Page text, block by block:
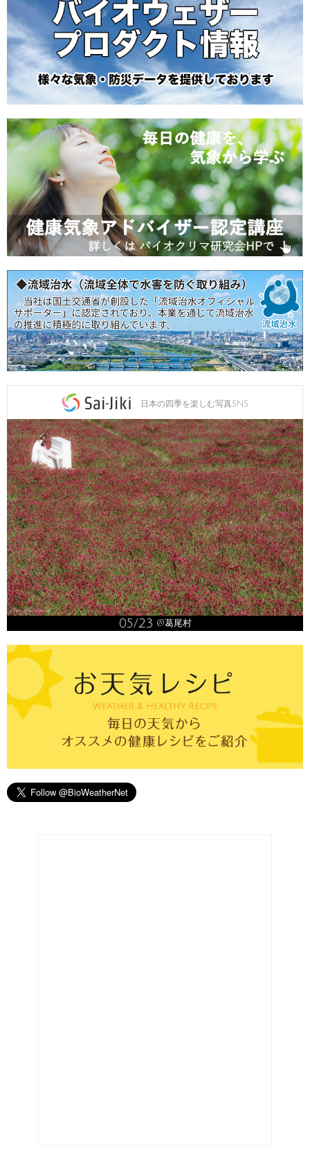
日本の四季を楽しむ写真SNS
05/23 @葛尾村